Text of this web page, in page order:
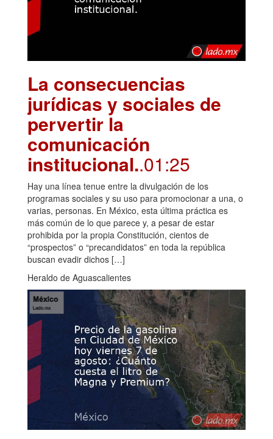
La consecuencias
jurídicas y sociales de
pervertir la
comunicación
institucional..01:25
Hay una línea tenue entre la divulgación de los
programas sociales y su uso para promocionar a una, o
varias, personas. En México, esta última práctica es
más común de lo que parece y, a pesar de estar
prohibida por la propia Constitución, cientos de
“prospectos” o “precandidatos” en toda la república
buscan evadir dichos […]
Heraldo de Aguascalientes